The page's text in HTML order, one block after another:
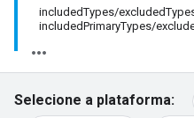
includedTypes/
includedPrimaryTypes/
Selecione a plataforma: